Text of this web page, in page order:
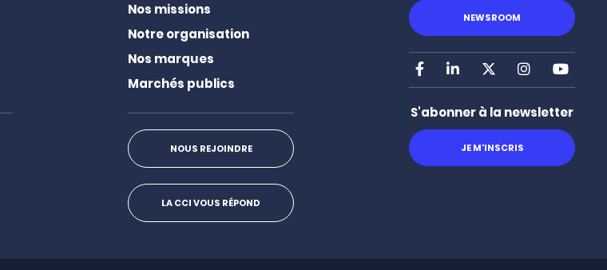
Nos missions
Notre organisation
Nos marques
Marchés publics
NOUS REJOINDRE
LA CCI VOUS RÉPOND
NEWSROOM
Facebook
LinkedIn
X Instagram
S'abonner à la newsletter
JE M'INSCRIS